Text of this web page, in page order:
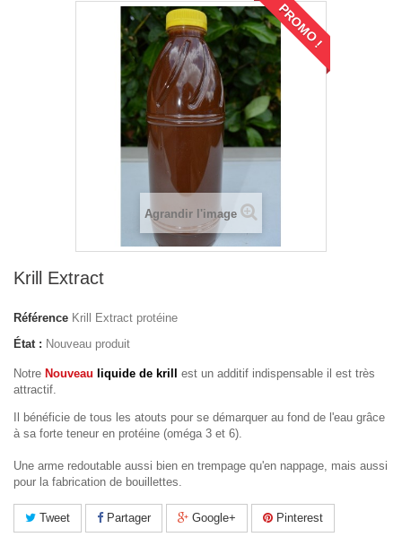
PROMO !
Agrandir l'image
Krill Extract
Référence Krill Extract protéine
État : Nouveau produit
Notre Nouveau liquide de krill
est un additif indispensable il est très
attractif.
Il bénéficie de tous les atouts pour se démarquer au fond de l'eau grâce
à sa forte teneur en protéine (oméga 3 et 6).
Une arme redoutable aussi bien en trempage qu'en nappage, mais aussi
pour la fabrication de bouillettes.
Tweet Partager Google+ Pinterest